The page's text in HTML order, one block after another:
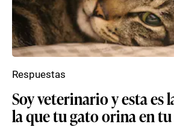
Soy veterinario y esta es
la que tu gato orina en
Respuestas